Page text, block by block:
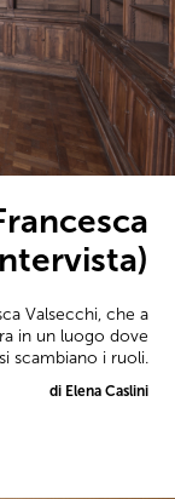
Valsecchi, che a
in un luogo dove
scambiano i ruoli.
di Elena Caslini